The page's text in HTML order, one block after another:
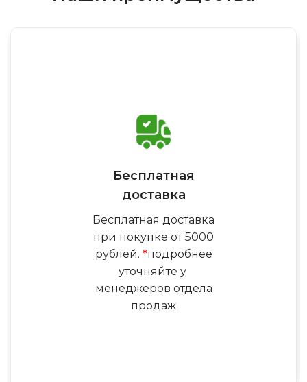
Бесплатная
доставка
Бесплатная доставка
при покупке от 5000
рублей. *подробнее
уточняйте у
менеджеров отдела
продаж